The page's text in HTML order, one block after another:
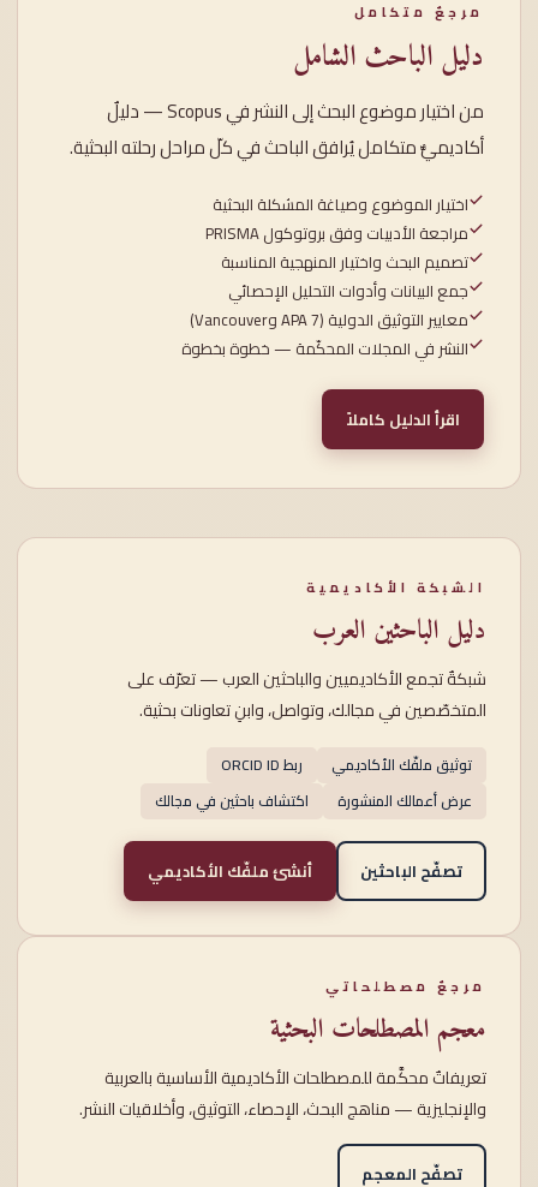
مرجعٌ متكامل
دليل الباحث الشامل
من اختيار موضوع البحث إلى النشر في Scopus — دليلٌ
أكاديميٌّ متكامل يُرافق الباحث في كلّ مراحل رحلته البحثية.
اختيار الموضوع وصياغة المشكلة البحثية
مراجعة الأدبيات وفق بروتوكول PRISMA
تصميم البحث واختيار المنهجية المناسبة
جمع البيانات وأدوات التحليل الإحصائي
معايير التوثيق الدولية (APA 7 وVancouver)
النشر في المجلات المحكّمة — خطوة بخطوة
اقرأ الدليل كاملاً
الشبكة الأكاديمية
دليل الباحثين العرب
شبكةٌ تجمع الأكاديميين والباحثين العرب — تعرّف على
المتخصّصين في مجالك، وتواصل، وابنِ تعاونات بحثية.
توثيق ملفّك الأكاديمي
ربط ORCID ID
عرض أعمالك المنشورة
اكتشاف باحثين في مجالك
تصفّح الباحثين أنشئ ملفّك الأكاديمي
مرجعٌ مصطلحاتي
معجم المصطلحات البحثية
تعريفاتٌ محكَّمة للمصطلحات الأكاديمية الأساسية بالعربية
والإنجليزية — مناهج البحث، الإحصاء، التوثيق، وأخلاقيات النشر.
تصفّح المعجم